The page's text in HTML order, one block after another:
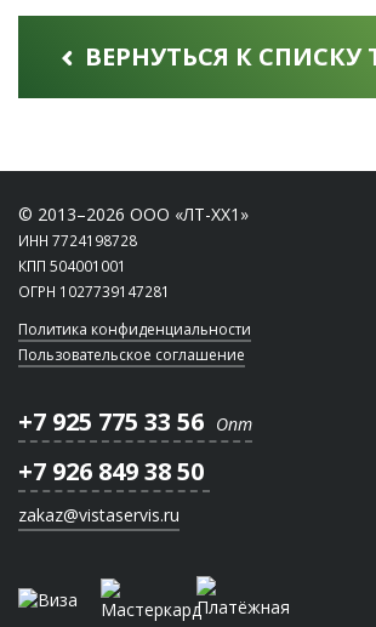
ВЕРНУТЬСЯ К СПИСКУ
© 2013–2026 ООО «ЛТ-ХХ1»
ИНН 7724198728
КПП 504001001
ОГРН 1027739147281
Политика конфиденциальности
Пользовательское соглашение
+7 925 775 33 56 Опт
+7 926 849 38 50
zakaz@vistaservis.ru